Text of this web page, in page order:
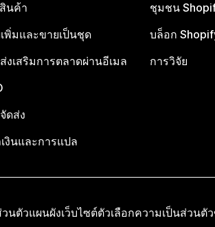
นค้า
พิ่มและขายเป็นชุด
งเสริมการตลาดผ่านอีเมล
ดส่ง
งินและการแปล
ชุมชน
บล็อก
การวิจัย
นตัวแผนผังเว็บไซต์ตัวเลือกความเป็นส่วนตั